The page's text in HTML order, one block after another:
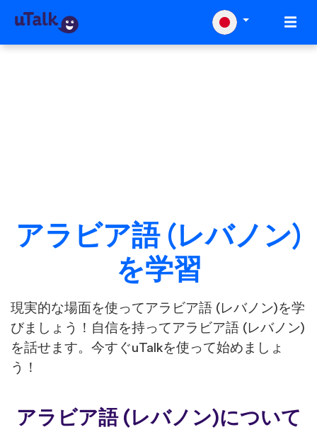
アラビア語 (レバノン)
を学習
現実的な場面を使ってアラビア語 (レバノン)を学
びましょう！自信を持ってアラビア語 (レバノン)
を話せます。今すぐuTalkを使って始めましょ
う！
アラビア語 (レバノン)について